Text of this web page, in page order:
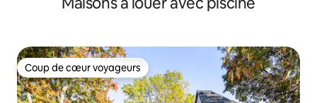
Coup de cœur voyageurs
Coup de cœur voyageurs